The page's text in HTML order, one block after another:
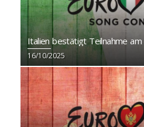
Italien bestätigt Teilnahme am
16/10/2025